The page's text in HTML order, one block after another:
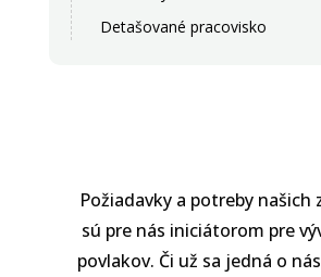
Detašované pracovisko
Požiadavky a potreby našich
sú pre nás iniciátorom pre
povlakov. Či už sa jedná o